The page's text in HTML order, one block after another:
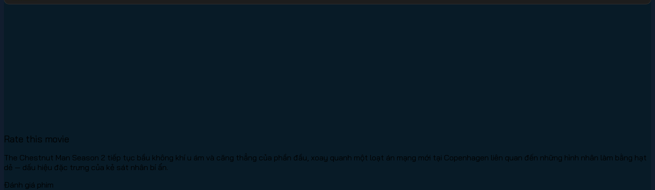
Rate this movie
The Chestnut Man Season 2 tiếp tục bầu không khí u ám và căng thẳng của phần đầu, xoay quanh một loạt án mạng mới tại Copenhagen liên quan đến những hình nhân làm bằng hạt
dẻ — dấu hiệu đặc trưng của kẻ sát nhân bí ẩn.
Đánh giá phim